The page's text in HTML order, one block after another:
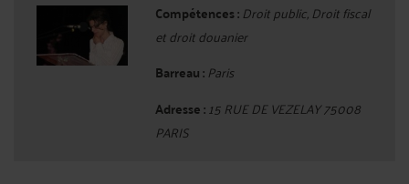
Compétences : Droit public, Droit fiscal
et droit douanier
Barreau : Paris
Adresse :15 RUE DE VEZELAY 75008
PARIS